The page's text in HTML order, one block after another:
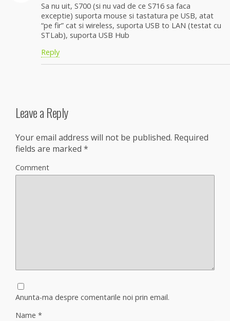
Sa nu uit, S700 (si nu vad de ce S716 sa faca
exceptie) suporta mouse si tastatura pe USB, atat
“pe fir” cat si wireless, suporta USB to LAN (testat cu
STLab), suporta USB Hub
Reply
Leave a Reply
Your email address will not be published. Required
fields are marked *
Comment
Anunta-ma despre comentarile noi prin email.
Name *